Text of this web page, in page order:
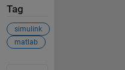
Tag
simulink
matlab